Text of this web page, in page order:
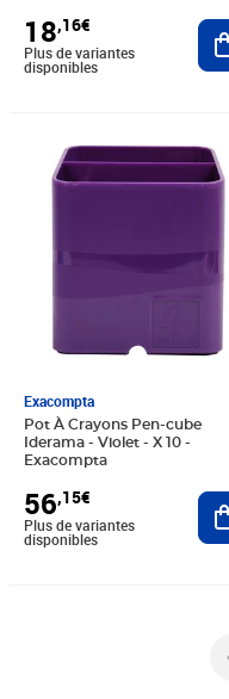
18,16€
Plus de variantes
disponibles
Exacompta
Pot À Crayons Pen-cube
Iderama - Violet - X 10 -
Exacompta
56,15€
Prix 56,15€
Plus de variantes
disponibles